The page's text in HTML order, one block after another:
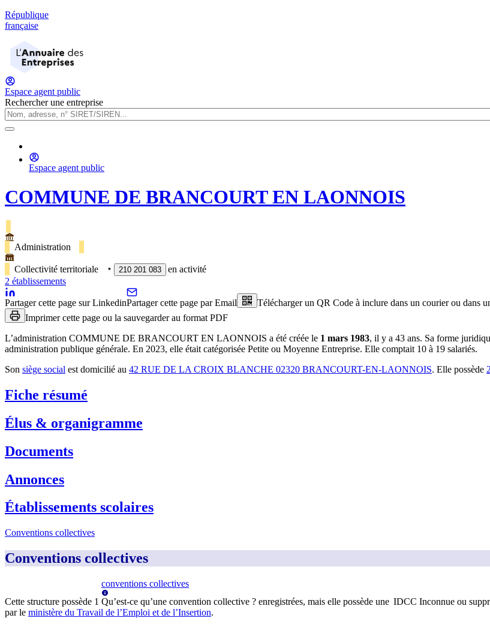
République
française
Espace agent public
Rechercher une entreprise
Espace agent public
COMMUNE DE BRANCOURT EN LAONNOIS
Administration
Collectivité territoriale ‣ 210 201 083
en activité
2 établissements
Partager cette page sur LinkedinPartager cette page par Email
Télécharger un QR Code à inclure dans un courier ou dans
Imprimer cette page ou la sauvegarder au format PDF
L’administration COMMUNE DE BRANCOURT EN LAONNOIS a été créée le 1 mars 1983, il y a 43 ans. Sa forme
administration publique générale. En 2023, elle était catégorisée Petite ou Moyenne Entreprise. Elle comptait 10 à 19 salariés.
Son siège social est domicilié au 42 RUE DE LA CROIX BLANCHE 02320 BRANCOURT-EN-LAONNOIS. Elle possède 2
Fiche résumé
Élus & organigramme
Documents
Annonces
Établissements scolaires
Conventions collectives
Conventions collectives
Cette structure possède 1
conventions collectives
Qu’est-ce qu’une convention collective ? enregistrées, mais elle possède une IDCC Inconnue ou
par le ministère du Travail de l’Emploi et de l’Insertion.